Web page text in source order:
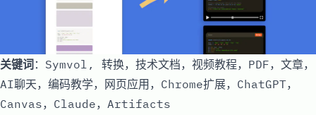
关键词：Symvol, 转换，技术文档，视频教程，PDF，文章，
AI聊天，编码教学，网页应用，Chrome扩展，ChatGPT，
Canvas，Claude，Artifacts